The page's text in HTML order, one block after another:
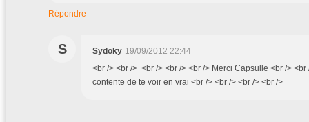
Répondre
S Sydoky 19/09/2012 22:44
<br /> <br /> <br /> <br /> <br /> Merci Capsulle <br />
contente de te voir en vrai <br /> <br /> <br /> <br />